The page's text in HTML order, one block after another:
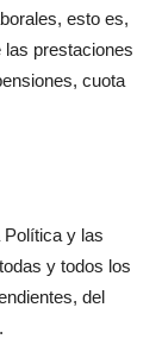
esto es,
prestaciones
cuota
Política y las
y todos los
del